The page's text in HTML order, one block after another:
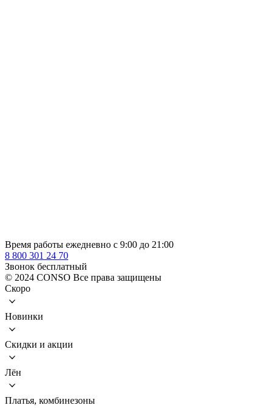
Время работы ежедневно с 9:00 до 21:00
8 800 301 24 70
Звонок бесплатный
© 2024 CONSO Все права защищены
Скоро
Новинки
Скидки и акции
Лён
Платья, комбинезоны